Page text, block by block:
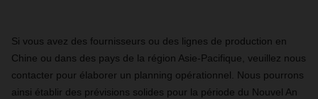
Si vous avez des fournisseurs ou des lignes de production en
Chine ou dans des pays de la région Asie-Pacifique, veuillez nous
contacter pour élaborer un planning opérationnel. Nous pourrons
ainsi établir des prévisions solides pour la période du Nouvel An